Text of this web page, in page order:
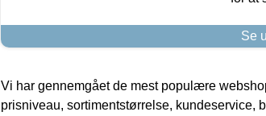
Se
Vi har gennemgået de mest populære
prisniveau, sortimentstørrelse, kundeservice,